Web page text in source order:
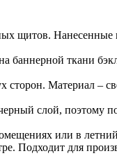
щитов.
ткани
сторон. Материал –
слой, поэтому
или в
Подходит для